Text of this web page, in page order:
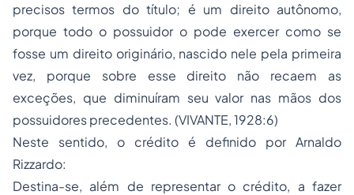
precisos termos do título; é um direito autônomo,
porque todo o possuidor o pode exercer como se
fosse um direito originário, nascido nele pela primeira
vez, porque sobre esse direito não recaem as
exceções, que diminuíram seu valor nas mãos dos
possuidores precedentes. (VIVANTE, 1928:6)
Neste sentido, o crédito é definido por Arnaldo
Rizzardo:
Destina-se, além de representar o crédito, a fazer